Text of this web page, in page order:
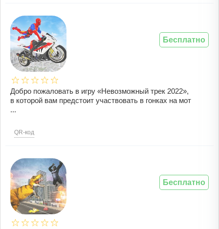
Добро пожаловать в игру «Невозможный трек 2022»,
в которой вам предстоит участвовать в гонках на мот
...
QR-код
Бесплатно
Бесплатно